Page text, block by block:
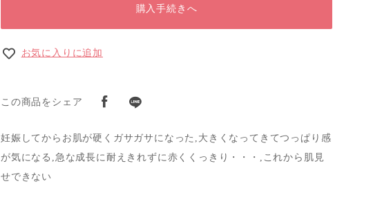
購入手続きへ
お気に入りに追加
この商品をシェア
妊娠してからお肌が硬くガサガサになった,大きくなってきてつっぱり感
が気になる,急な成長に耐えきれずに赤くくっきり・・・,これから肌見
せできない